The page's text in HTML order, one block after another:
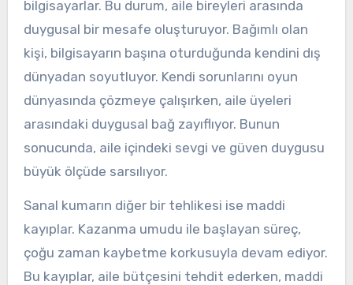
bilgisayarlar. Bu durum, aile bireyleri arasında
duygusal bir mesafe oluşturuyor. Bağımlı olan
kişi, bilgisayarın başına oturduğunda kendini dış
dünyadan soyutluyor. Kendi sorunlarını oyun
dünyasında çözmeye çalışırken, aile üyeleri
arasındaki duygusal bağ zayıflıyor. Bunun
sonucunda, aile içindeki sevgi ve güven duygusu
büyük ölçüde sarsılıyor.
Sanal kumarın diğer bir tehlikesi ise maddi
kayıplar. Kazanma umudu ile başlayan süreç,
çoğu zaman kaybetme korkusuyla devam ediyor.
Bu kayıplar, aile bütçesini tehdit ederken, maddi